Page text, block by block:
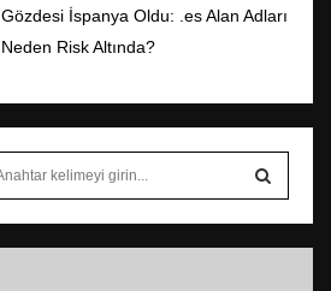
Gözdesi İspanya Oldu: .es Alan Adları
Neden Risk Altında?
S